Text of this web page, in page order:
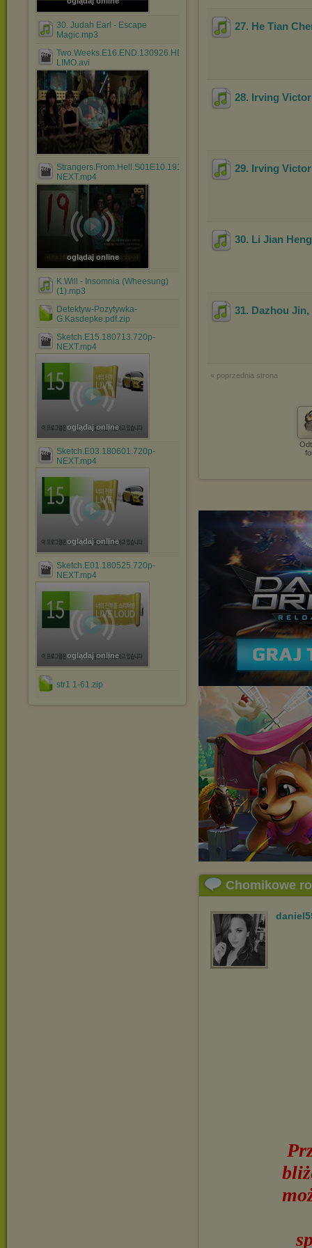
30. Judah Earl - Escape
Magic.mp3
Two.Weeks.E16.END.130926.HDTV.H264.720p-
LIMO.avi
Strangers.From.Hell.S01E10.191006.720p-
NEXT.mp4
oglądaj online
K.Will - Insomnia (Wheesung)
(1).mp3
Detektyw-Pozytywka-
G.Kasdepke.pdf.zip
Sketch.E15.180713.720p-
NEXT.mp4
oglądaj online
Sketch.E03.180601.720p-
NEXT.mp4
oglądaj online
Sketch.E01.180525.720p-
NEXT.mp4
oglądaj online
str1 1-61.zip
27. He Tian
28. Irving
29. Irving
30. Li Jian
31. Dazhou
« poprzednia strona
Chomikowe